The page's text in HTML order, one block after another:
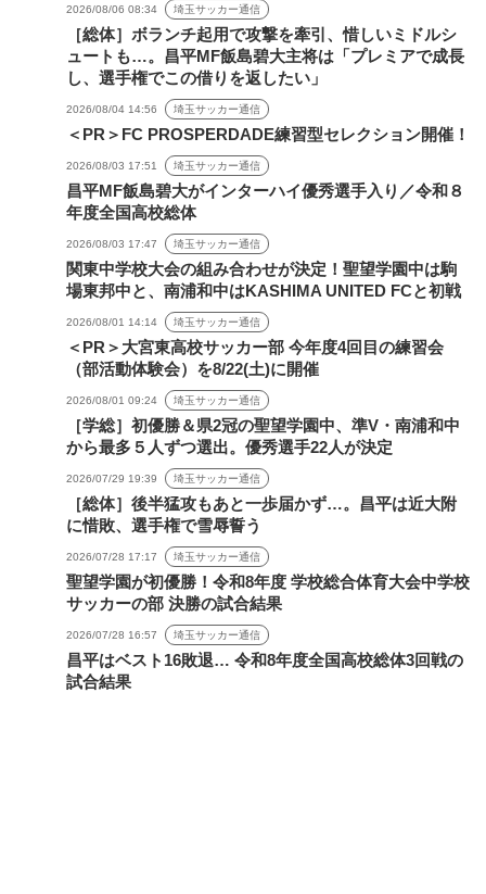
2026/08/06 08:34 埼玉サッカー通信
［総体］ボランチ起用で攻撃を牽引、惜しいミドルシ
ュートも…。昌平MF飯島碧大主将は「プレミアで成長
し、選手権でこの借りを返したい」
2026/08/04 14:56 埼玉サッカー通信
＜PR＞FC PROSPERDADE練習型セレクション開催！
2026/08/03 17:51 埼玉サッカー通信
昌平MF飯島碧大がインターハイ優秀選手入り／令和８
年度全国高校総体
2026/08/03 17:47 埼玉サッカー通信
関東中学校大会の組み合わせが決定！聖望学園中は駒
場東邦中と、南浦和中はKASHIMA UNITED FCと初戦
2026/08/01 14:14 埼玉サッカー通信
＜PR＞大宮東高校サッカー部 今年度4回目の練習会
（部活動体験会）を8/22(土)に開催
2026/08/01 09:24 埼玉サッカー通信
［学総］初優勝＆県2冠の聖望学園中、準V・南浦和中
から最多５人ずつ選出。優秀選手22人が決定
2026/07/29 19:39 埼玉サッカー通信
［総体］後半猛攻もあと一歩届かず…。昌平は近大附
に惜敗、選手権で雪辱誓う
2026/07/28 17:17 埼玉サッカー通信
聖望学園が初優勝！令和8年度 学校総合体育大会中学校
サッカーの部 決勝の試合結果
2026/07/28 16:57 埼玉サッカー通信
昌平はベスト16敗退… 令和8年度全国高校総体3回戦の
試合結果